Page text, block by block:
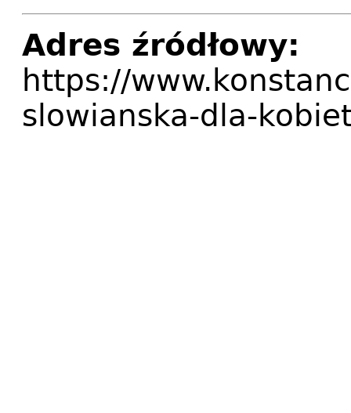
Adres źródłowy:
https://
slowianska-dla-